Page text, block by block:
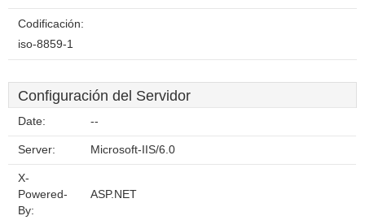
Codificación:
iso-8859-1
Configuración del Servidor
Date: --
Server: Microsoft-IIS/6.0
X-
Powered-
By:
ASP.NET